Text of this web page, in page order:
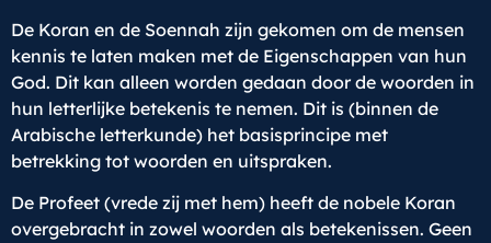
De Koran en de Soennah zijn gekomen om de mensen
kennis te laten maken met de Eigenschappen van hun
God. Dit kan alleen worden gedaan door de woorden in
hun letterlijke betekenis te nemen. Dit is (binnen de
Arabische letterkunde) het basisprincipe met
betrekking tot woorden en uitspraken.
De Profeet (vrede zij met hem) heeft de nobele Koran
overgebracht in zowel woorden als betekenissen. Geen